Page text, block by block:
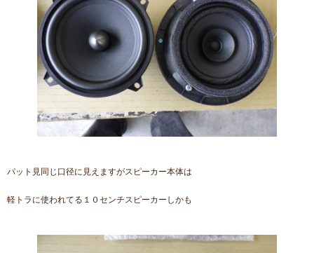
パット見同じ口径に見えますがスピーカー本体は
軽トラに使われてる１０センチスピーカーしかも